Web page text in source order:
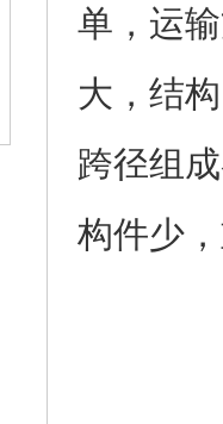
单，运
大，结
跨径组
构件少